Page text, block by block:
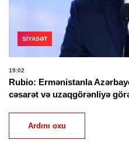
SIYASƏT
19:02
Rubio: Ermənistanla
cəsarət və uzaqgörənliyə
Ardını oxu